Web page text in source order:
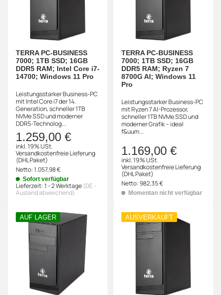
TERRA PC-BUSINESS
7000; 1TB SSD; 16GB
DDR5 RAM; Intel Core i7-
14700; Windows 11 Pro
Leistungsstarker Business-PC
mit Intel Core i7 der 14.
Generation, schneller 1TB
NVMe SSD und moderner
DDR5-Technolog...
1.259,00 €
inkl. 19% USt.
Versandkostenfreie Lieferung
(DHL Paket)
Netto:1.057,98 €
Sofort verfügbar
Lieferzeit:1 - 2 Werktage(DE -
Ausland abweichend)
TERRA PC-BUSINESS
7000; 1TB SSD; 16GB
DDR5 RAM; Ryzen 7
8700G AI; Windows 11
Pro
Leistungsstarker Business-PC
mit Ryzen 7 AI-Prozessor,
schneller 1TB NVMe SSD und
moderner Grafik – ideal
f&uum...
1.169,00 €
inkl. 19% USt.
Versandkostenfreie Lieferung
(DHL Paket)
Netto:982,35 €
Momentan nicht verfügbar
AUF LAGER AUSVERKAUFT